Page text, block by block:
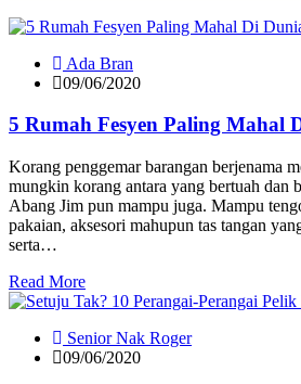
Ada Bran
09/06/2020
5 Rumah Fesyen Paling Mahal
Korang penggemar barangan berjenama
mungkin korang antara yang bertuah dan
Abang Jim pun mampu juga. Mampu
pakaian, aksesori mahupun tas tangan
serta…
Read More
Senior Nak Roger
09/06/2020